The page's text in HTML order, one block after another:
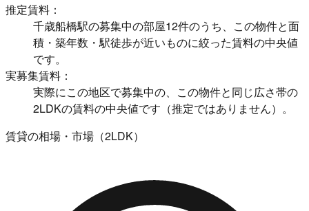
推定賃料：
千歳船橋駅の募集中の部屋12件のうち、この物件と面
積・築年数・駅徒歩が近いものに絞った賃料の中央値
です。
実募集賃料：
実際にこの地区で募集中の、この物件と同じ広さ帯の
2LDKの賃料の中央値です（推定ではありません）。
賃貸の相場・市場（2LDK）